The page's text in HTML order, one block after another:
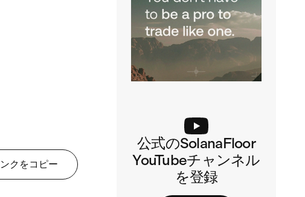
クをコピー
公式のSolanaFloor
YouTubeチャンネル
を登録